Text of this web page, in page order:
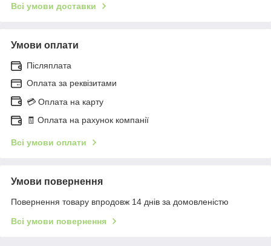
Всі умови доставки
Умови оплати
Післяплата
Оплата за реквізитами
💳 Оплата на карту
🧾 Оплата на рахунок компанії
Всі умови оплати
Умови повернення
Повернення товару впродовж 14 днів за домовленістю
Всі умови повернення